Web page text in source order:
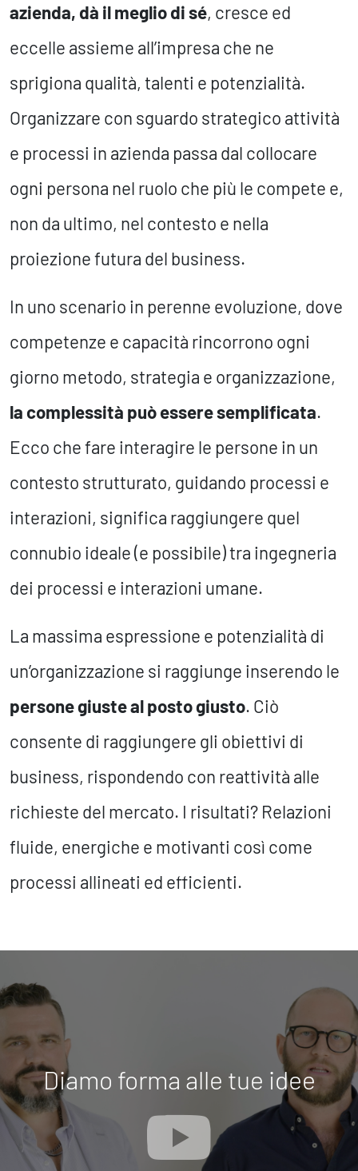
azienda, dà il meglio di sé, cresce ed
eccelle assieme all’impresa che ne
sprigiona qualità, talenti e potenzialità.
Organizzare con sguardo strategico attività
e processi in azienda passa dal collocare
ogni persona nel ruolo che più le compete e,
non da ultimo, nel contesto e nella
proiezione futura del business.
In uno scenario in perenne evoluzione, dove
competenze e capacità rincorrono ogni
giorno metodo, strategia e organizzazione,
la complessità può essere semplificata.
Ecco che fare interagire le persone in un
contesto strutturato, guidando processi e
interazioni, significa raggiungere quel
connubio ideale (e possibile) tra ingegneria
dei processi e interazioni umane.
La massima espressione e potenzialità di
un’organizzazione si raggiunge inserendo le
persone giuste al posto giusto. Ciò
consente di raggiungere gli obiettivi di
business, rispondendo con reattività alle
richieste del mercato. I risultati? Relazioni
fluide, energiche e motivanti così come
processi allineati ed efficienti.
Diamo forma alle tue idee